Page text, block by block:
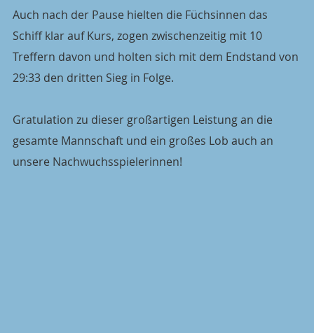
Auch nach der Pause hielten die Füchsinnen das
Schiff klar auf Kurs, zogen zwischenzeitig mit 10
Treffern davon und holten sich mit dem Endstand von
29:33 den dritten Sieg in Folge.
Gratulation zu dieser großartigen Leistung an die
gesamte Mannschaft und ein großes Lob auch an
unsere Nachwuchsspielerinnen!